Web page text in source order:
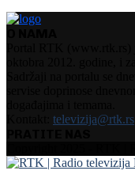
televizija@rtk.rs